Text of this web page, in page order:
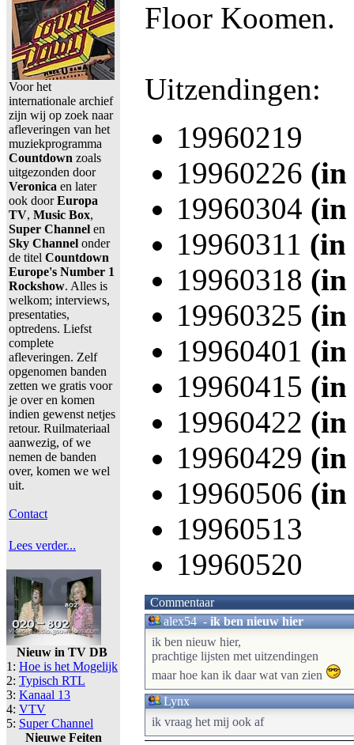
Voor het
internationale archief
zijn wij op zoek naar
afleveringen van het
muziekprogramma
Countdown zoals
uitgezonden door
Veronica en later
ook doorEuropa
TV, Music Box,
Super Channel en
Sky Channel onder
de titel Countdown
Europe's Number 1
Rockshow. Alles is
welkom; interviews,
presentaties,
optredens. Liefst
complete
afleveringen. Zelf
opgenomen banden
zetten we gratis voor
je over en komen
indien gewenst netjes
retour. Ruilmateriaal
aanwezig, of we
nemen de banden
over, komen we wel
uit.
Contact
Lees verder...
Nieuw in TV DB
1: Hoe is het Mogelijk
2: Typisch RTL
3: Kanaal 13
4: VTV
5: Super Channel
Nieuwe Feiten
Floor Koomen.
Uitzendingen:
19960219
19960226 (in
19960304 (in
19960311 (in
19960318 (in
19960325 (in
19960401 (in
19960415 (in
19960422 (in
19960429 (in
19960506 (in
19960513
19960520
Commentaar
alex54-ik ben nieuw hier
ik ben nieuw hier,
prachtige lijsten met uitzendingen
maar hoe kan ik daar wat van zien
Lynx
ik vraag het mij ook af